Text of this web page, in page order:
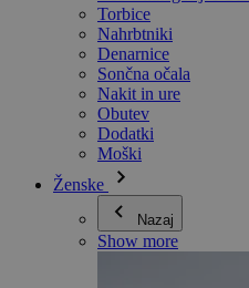
Torbice
Nahrbtniki
Denarnice
Sončna očala
Nakit in ure
Obutev
Dodatki
Moški
Ženske
Nazaj
Show more